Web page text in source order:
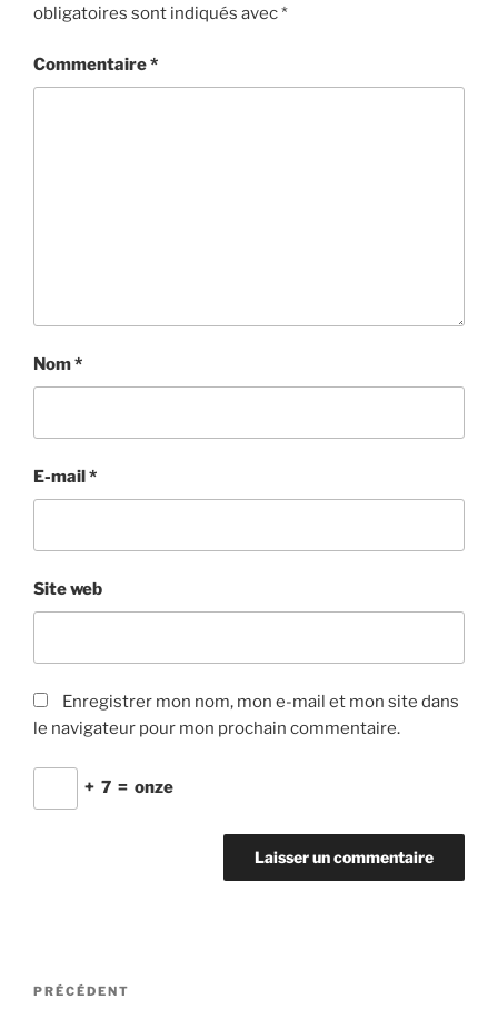
obligatoires sont indiqués avec*
Commentaire*
Nom*
E-mail*
Site web
Enregistrer mon nom, mon e-mail et mon site dans
le navigateur pour mon prochain commentaire.
+ 7 = onze
Navigation
Article
PRÉCÉDENT